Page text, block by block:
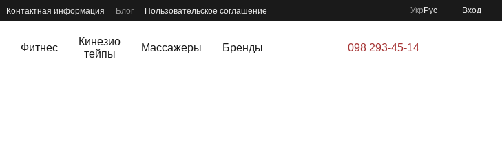
Контактная информация Блог Пользовательское соглашение Укр Рус Вход
Фитнес
Кинезио
тейпы
Массажеры Бренды 098 293-45-14